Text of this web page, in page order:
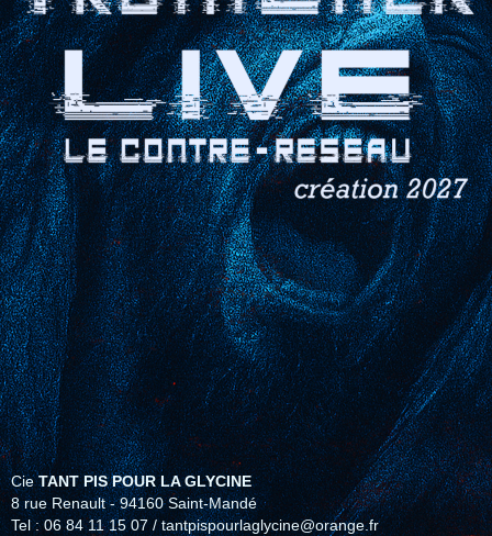
CieTANT PIS POUR LA GLYCINE
8rue Renault - 94160 Saint-Mandé
Tel : 06 84 11 15 07 / tantpispourlaglycine@orange.fr